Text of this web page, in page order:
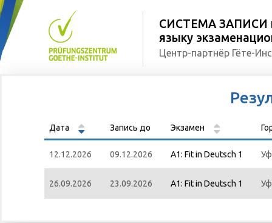
СИСТЕМА ЗАПИСИ
языку
Центр-партнёр Гёте-
Дата Запись до Экзамен
12.12.2026 09.12.2026 A1: Fit in Deutsch 1
26.09.2026 23.09.2026 A1: Fit in Deutsch 1